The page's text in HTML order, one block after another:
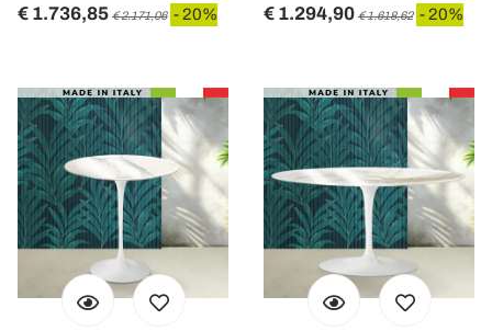
€ 1.736,85 € 2.171,06 - 20% € 1.294,90 € 1.618,62 - 20%